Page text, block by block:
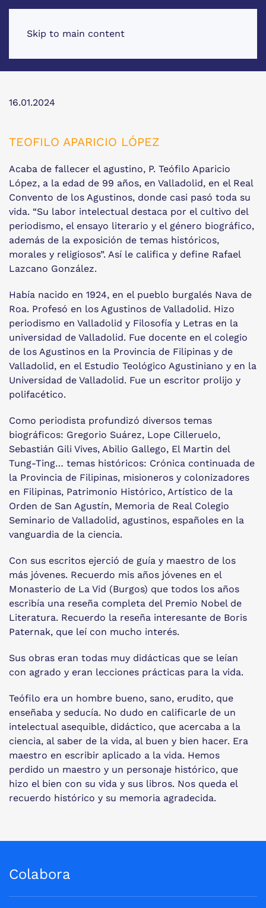
Skip to main content
16.01.2024
TEOFILO APARICIO LÓPEZ
Acaba de fallecer el agustino, P. Teófilo Aparicio
López, a la edad de 99 años, en Valladolid, en el Real
Convento de los Agustinos, donde casi pasó toda su
vida. “Su labor intelectual destaca por el cultivo del
periodismo, el ensayo literario y el género biográfico,
además de la exposición de temas históricos,
morales y religiosos”. Así le califica y define Rafael
Lazcano González.
Había nacido en 1924, en el pueblo burgalés Nava de
Roa. Profesó en los Agustinos de Valladolid. Hizo
periodismo en Valladolid y Filosofía y Letras en la
universidad de Valladolid. Fue docente en el colegio
de los Agustinos en la Provincia de Filipinas y de
Valladolid, en el Estudio Teológico Agustiniano y en la
Universidad de Valladolid. Fue un escritor prolijo y
polifacético.
Como periodista profundizó diversos temas
biográficos: Gregorio Suárez, Lope Cilleruelo,
Sebastián Gili Vives, Abilio Gallego, El Martin del
Tung-Ting… temas históricos: Crónica continuada de
la Provincia de Filipinas, misioneros y colonizadores
en Filipinas, Patrimonio Histórico, Artístico de la
Orden de San Agustín, Memoria de Real Colegio
Seminario de Valladolid, agustinos, españoles en la
vanguardia de la ciencia.
Con sus escritos ejerció de guía y maestro de los
más jóvenes. Recuerdo mis años jóvenes en el
Monasterio de La Vid (Burgos) que todos los años
escribía una reseña completa del Premio Nobel de
Literatura. Recuerdo la reseña interesante de Boris
Paternak, que leí con mucho interés.
Sus obras eran todas muy didácticas que se leían
con agrado y eran lecciones prácticas para la vida.
Teófilo era un hombre bueno, sano, erudito, que
enseñaba y seducía. No dudo en calificarle de un
intelectual asequible, didáctico, que acercaba a la
ciencia, al saber de la vida, al buen y bien hacer. Era
maestro en escribir aplicado a la vida. Hemos
perdido un maestro y un personaje histórico, que
hizo el bien con su vida y sus libros. Nos queda el
recuerdo histórico y su memoria agradecida.
Colabora